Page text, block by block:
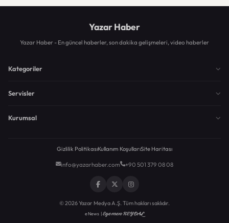
Yazar Haber
Yazar Haber - En güncel haberler, son dakika gelişmeleri, video haberler
Kategoriler
Servisler
Kurumsal
Gizlilik PolitikasıKullanım KoşullarıSite Haritası
info@yazarhaber.com +90 501 379 08 08
© 2026 Yazar Medya A.Ş. Tüm hakları saklıdır.
eNews |Egemen KEYDAL